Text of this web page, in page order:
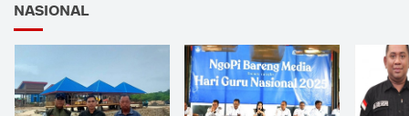
NASIONAL